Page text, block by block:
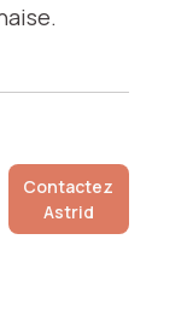
Contactez
Astrid